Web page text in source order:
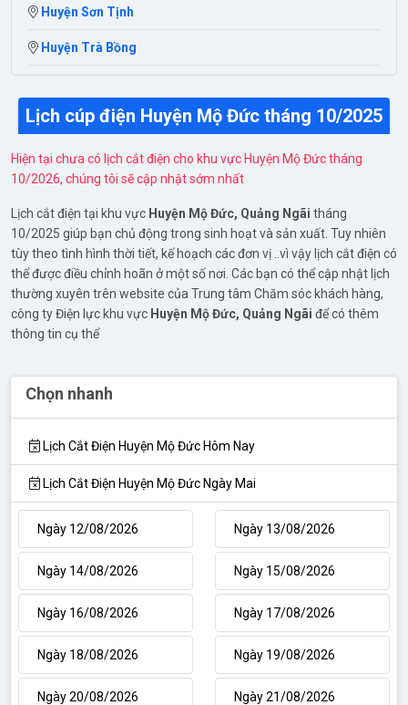
Huyện Sơn Tịnh
Huyện Trà Bồng
Lịch cúp điện Huyện Mộ Đức tháng 10/2025
Hiện tại chưa có lịch cắt điện cho khu vực Huyện Mộ Đức tháng
10/2026, chúng tôi sẽ cập nhật sớm nhất
Lịch cắt điện tại khu vực Huyện Mộ Đức, Quảng Ngãi tháng
10/2025 giúp bạn chủ động trong sinh hoạt và sản xuất. Tuy nhiên
tùy theo tình hình thời tiết, kế hoạch các đơn vị ..vì vậy lịch cắt điện có
thể được điều chỉnh hoãn ở một số nơi. Các bạn có thể cập nhật lịch
thường xuyên trên website của Trung tâm Chăm sóc khách hàng,
công ty Điện lực khu vực Huyện Mộ Đức, Quảng Ngãi để có thêm
thông tin cụ thể
Chọn nhanh
Lịch Cắt Điện Huyện Mộ Đức Hôm Nay
Lịch Cắt Điện Huyện Mộ Đức Ngày Mai
Ngày 12/08/2026 Ngày 13/08/2026
Ngày 14/08/2026 Ngày 15/08/2026
Ngày 16/08/2026 Ngày 17/08/2026
Ngày 18/08/2026 Ngày 19/08/2026
Ngày 20/08/2026 Ngày 21/08/2026